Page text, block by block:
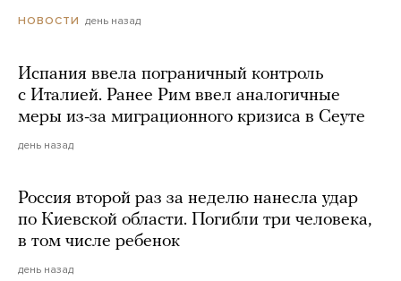
НОВОСТИ день назад
Испания ввела пограничный контроль
с Италией. Ранее Рим ввел аналогичные
меры из-за миграционного кризиса в Сеуте
день назад
Россия второй раз за неделю нанесла удар
по Киевской области. Погибли три человека,
в том числе ребенок
день назад